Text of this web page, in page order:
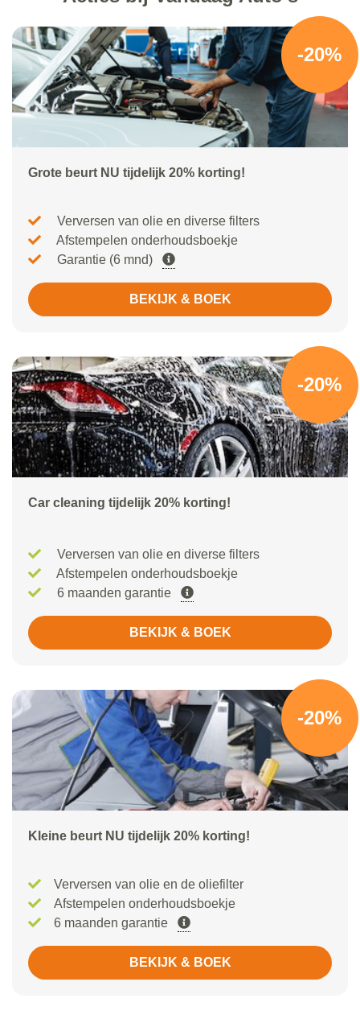
-20%
Grote beurt NU tijdelijk 20% korting!
Verversen van olie en diverse filters
Afstempelen onderhoudsboekje
Garantie (6 mnd)
BEKIJK & BOEK
-20%
Car cleaning tijdelijk 20% korting!
Verversen van olie en diverse filters
Afstempelen onderhoudsboekje
6 maanden garantie
BEKIJK & BOEK
-20%
Kleine beurt NU tijdelijk 20% korting!
Verversen van olie en de oliefilter
Afstempelen onderhoudsboekje
6 maanden garantie
BEKIJK & BOEK